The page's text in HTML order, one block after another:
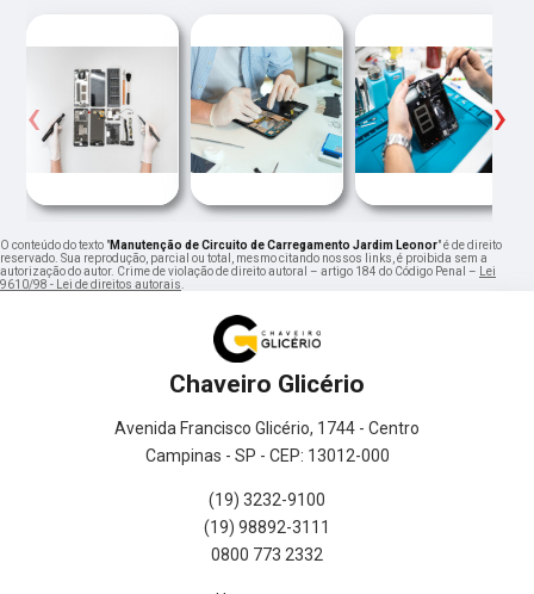
‹ ›
O conteúdo do texto "Manutenção de Circuito de Carregamento Jardim Leonor" é de direito
reservado. Sua reprodução, parcial ou total, mesmo citando nossos links, é proibida sem a
autorização do autor. Crime de violação de direito autoral – artigo 184 do Código Penal – Lei
9610/98 - Lei de direitos autorais.
Chaveiro Glicério
Avenida Francisco Glicério, 1744 - Centro
Campinas - SP - CEP: 13012-000
(19) 3232-9100
(19) 98892-3111
0800 773 2332